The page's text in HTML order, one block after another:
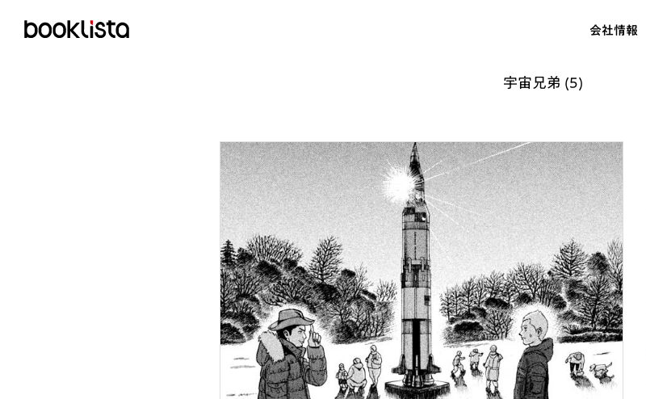
会社情報
宇宙兄弟 (5)